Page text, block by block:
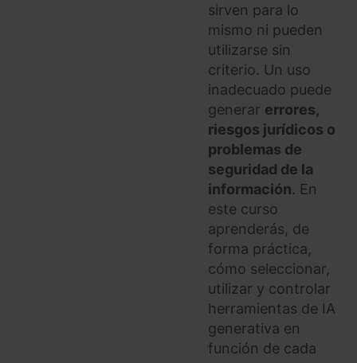
sirven para lo
mismo ni pueden
utilizarse sin
criterio. Un uso
inadecuado puede
generar errores,
riesgos jurídicos o
problemas de
seguridad de la
información. En
este curso
aprenderás, de
forma práctica,
cómo seleccionar,
utilizar y controlar
herramientas de IA
generativa en
función de cada